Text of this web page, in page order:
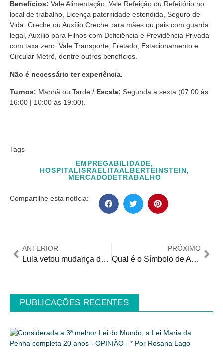
Benefícios: Vale Alimentação, Vale Refeição ou Refeitório no
local de trabalho, Licença paternidade estendida, Seguro de
Vida, Creche ou Auxílio Creche para mães ou pais com guarda
legal, Auxílio para Filhos com Deficiência e Previdência Privada
com taxa zero. Vale Transporte, Fretado, Estacionamento e
Circular Metrô, dentre outros benefícios.
Não é necessário ter experiência.
Turnos: Manhã ou Tarde / Escala: Segunda a sexta (07:00 às
16:00 | 10:00 às 19:00).
Tags
EMPREGABILIDADE,
HOSPITALISRAELITAALBERTEINSTEIN,
MERCADODETRABALHO
Compartilhe esta notícia:
ANTERIOR
Lula vetou mudança do símbolo de Acessibilidade no Brasil
PRÓXIMO
Qual é o Símbolo de Acessibilidade adotado no Brasil para identificar pessoas com deficiência?
PUBLICAÇÕES RECENTES